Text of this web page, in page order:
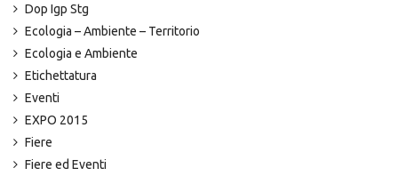
Dop Igp Stg
Ecologia – Ambiente – Territorio
Ecologia e Ambiente
Etichettatura
Eventi
EXPO 2015
Fiere
Fiere ed Eventi